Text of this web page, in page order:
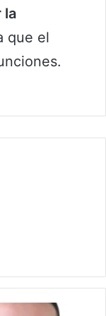
la
que el